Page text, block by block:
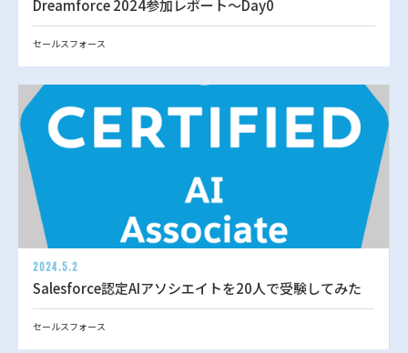
Dreamforce 2024参加レポート～Day0
セールスフォース
2024.5.2
Salesforce認定AIアソシエイトを20人で受験してみた
セールスフォース